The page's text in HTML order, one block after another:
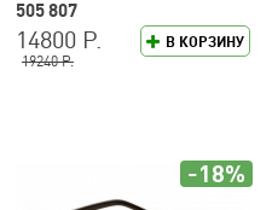
505 807
В КОРЗИНУ
14800 Р.
19240 Р.
-18%